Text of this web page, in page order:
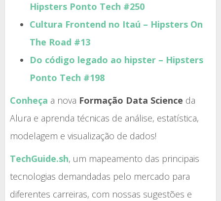
Hipsters Ponto Tech #250
Cultura Frontend no Itaú – Hipsters On
The Road #13
Do código legado ao hipster – Hipsters
Ponto Tech #198
Conheça a nova Formação Data Science da
Alura e aprenda técnicas de análise, estatística,
modelagem e visualização de dados!
TechGuide.sh, um mapeamento das principais
tecnologias demandadas pelo mercado para
diferentes carreiras, com nossas sugestões e